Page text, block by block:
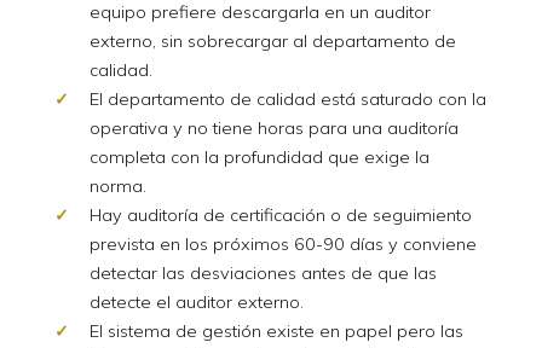
equipo prefiere descargarla en un auditor
externo, sin sobrecargar al departamento de
calidad.
El departamento de calidad está saturado con la
operativa y no tiene horas para una auditoría
completa con la profundidad que exige la
norma.
Hay auditoría de certificación o de seguimiento
prevista en los próximos 60-90 días y conviene
detectar las desviaciones antes de que las
detecte el auditor externo.
El sistema de gestión existe en papel pero las